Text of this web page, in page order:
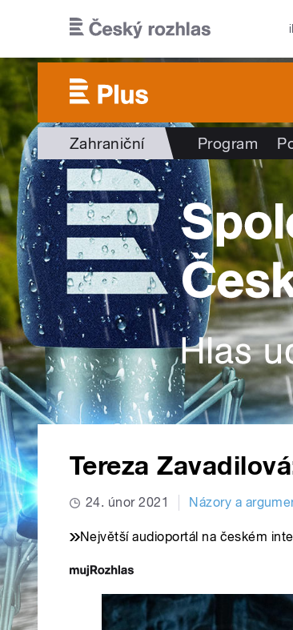
Zahraniční Program
Tereza
24. únor 2021 Názory a
Největší audioportál na českém